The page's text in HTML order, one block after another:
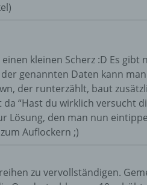
kleinen Scherz :D Es gibt
genannten Daten kann
der runterzählt, baut
“Hast du wirklich versucht
Lösung, den man nun
Auflockern ;)
zu vervollständigen.